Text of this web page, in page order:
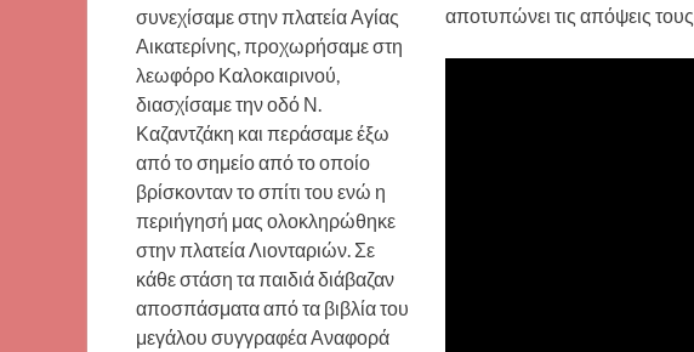
συνεχίσαμε στην πλατεία Αγίας
Αικατερίνης, προχωρήσαμε στη
λεωφόρο Καλοκαιρινού,
διασχίσαμε την οδό Ν.
Καζαντζάκη και περάσαμε έξω
από το σημείο από το οποίο
βρίσκονταν το σπίτι του ενώ η
περιήγησή μας ολοκληρώθηκε
στην πλατεία Λιονταριών. Σε
κάθε στάση τα παιδιά διάβαζαν
αποσπάσματα από τα βιβλία του
μεγάλου συγγραφέα Αναφορά
αποτυπώνει τις απόψεις τους.